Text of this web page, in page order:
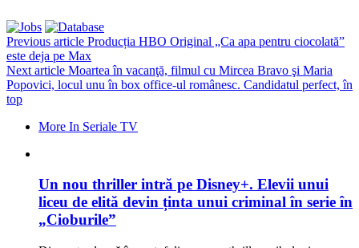
Previous article Producția HBO Original „Ca apa pentru ciocolată”
este deja pe Max
Next article Moartea în vacanţă, filmul cu Mircea Bravo şi Maria
Popovici, locul unu în box office-ul românesc. Candidatul perfect, în
top
More In Seriale TV
Un nou thriller intră pe Disney+. Elevii unui
liceu de elită devin ținta unui criminal în serie în
„Cioburile”